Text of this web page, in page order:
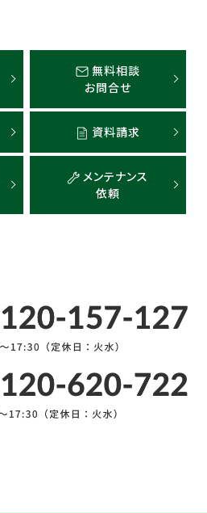
無料相談
お問合せ
資料請求
メンテナンス
依頼